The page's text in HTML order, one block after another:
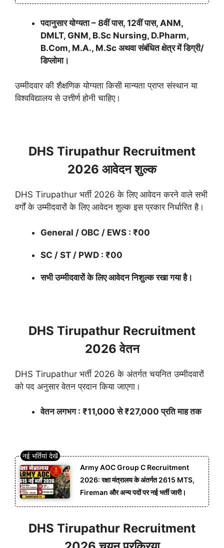
पदानुसार योग्यता – 8वीं पास, 12वीं पास, ANM,
DMLT, GNM, B.Sc Nursing, D.Pharm,
B.Com, M.A., M.Sc अथवा संबंधित क्षेत्र में डिग्री/
डिप्लोमा।
उम्मीदवार की शैक्षणिक योग्यता किसी मान्यता प्राप्त संस्थान या
विश्वविद्यालय से उत्तीर्ण होनी चाहिए।
DHS Tirupathur Recruitment
2026 आवेदन शुल्क
DHS Tirupathur भर्ती 2026 के लिए आवेदन करने वाले सभी
वर्गों के उम्मीदवारों के लिए आवेदन शुल्क इस प्रकार निर्धारित है।
General / OBC / EWS : ₹00
SC / ST / PWD : ₹00
सभी उम्मीदवारों के लिए आवेदन निशुल्क रखा गया है।
DHS Tirupathur Recruitment
2026 वेतन
DHS Tirupathur भर्ती 2026 के अंतर्गत चयनित उम्मीदवारों
को पद अनुसार वेतन प्रदान किया जाएगा।
वेतन लगभग : ₹11,000 से ₹27,000 प्रति माह तक
Army AOC Group C Recruitment
2026: रक्षा मंत्रालय के अंतर्गत 2615 MTS,
Fireman और अन्य पदों पर नई भर्ती जारी।
DHS Tirupathur Recruitment